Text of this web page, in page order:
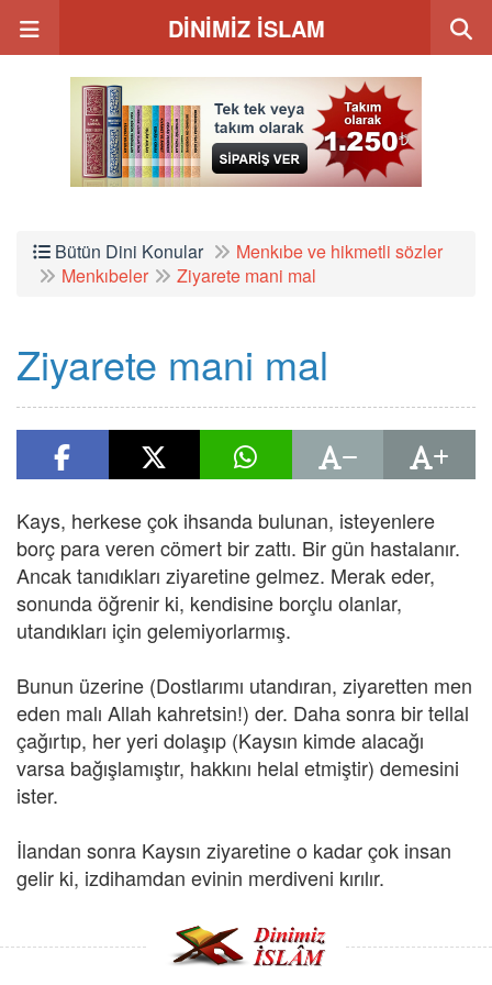
DİNİMİZ İSLAM
Bütün Dini Konular
Menkıbe ve hikmetli sözler
Menkıbeler
Ziyarete mani mal
Ziyarete mani mal
Kays, herkese çok ihsanda bulunan, isteyenlere
borç para veren cömert bir zattı. Bir gün hastalanır.
Ancak tanıdıkları ziyaretine gelmez. Merak eder,
sonunda öğrenir ki, kendisine borçlu olanlar,
utandıkları için gelemiyorlarmış.
Bunun üzerine (Dostlarımı utandıran, ziyaretten men
eden malı Allah kahretsin!) der. Daha sonra bir tellal
çağırtıp, her yeri dolaşıp (Kaysın kimde alacağı
varsa bağışlamıştır, hakkını helal etmiştir) demesini
ister.
İlandan sonra Kaysın ziyaretine o kadar çok insan
gelir ki, izdihamdan evinin merdiveni kırılır.